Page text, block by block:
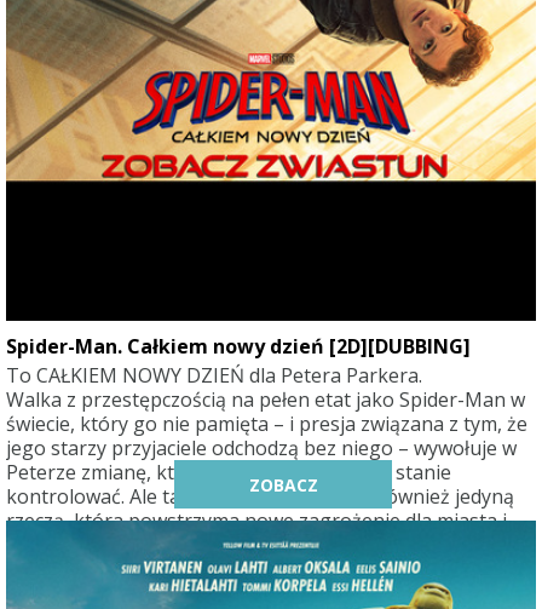
Spider-Man. Całkiem nowy dzień [2D][DUBBING]
To CAŁKIEM NOWY DZIEŃ dla Petera Parkera.
Walka z przestępczością na pełen etat jako Spider-Man w
świecie, który go nie pamięta – i presja związana z tym, że
jego starzy przyjaciele odchodzą bez niego – wywołuje w
Peterze zmianę, której być może nie jest w stanie
kontrolować. Ale ta przemiana może być również jedyną
rzeczą, która powstrzyma nowe zagrożenie dla miasta i
jego bliskich.
Świat może i zapomniał o Peterze Parkerze, ale on nie
zapomniał o świecie.
ZOBACZ